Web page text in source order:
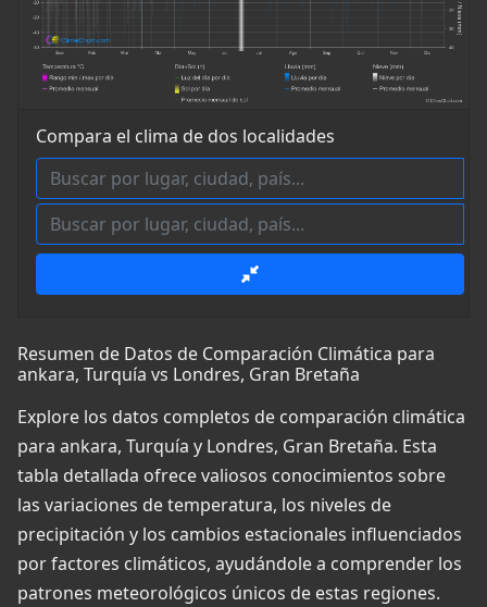
Compara el clima de dos localidades
Resumen de Datos de Comparación Climática para
ankara, Turquía vs Londres, Gran Bretaña
Explore los datos completos de comparación climática
para ankara, Turquía y Londres, Gran Bretaña. Esta
tabla detallada ofrece valiosos conocimientos sobre
las variaciones de temperatura, los niveles de
precipitación y los cambios estacionales influenciados
por factores climáticos, ayudándole a comprender los
patrones meteorológicos únicos de estas regiones.